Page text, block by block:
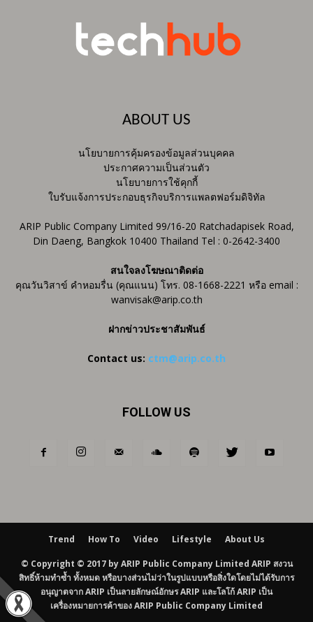
ABOUT US
นโยบายการคุ้มครองข้อมูลส่วนบุคคล
ประกาศความเป็นส่วนตัว
นโยบายการใช้คุกกี้
ใบรับแจ้งการประกอบธุรกิจบริการแพลตฟอร์มดิจิทัล
ARIP Public Company Limited 99/16-20 Ratchadapisek Road,
Din Daeng, Bangkok 10400 Thailand Tel : 0-2642-3400
สนใจลงโฆษณาติดต่อ
คุณวันวิสาข์ คำหอมรื่น (คุณแนน) โทร. 08-1668-2221 หรือ email :
wanvisak@arip.co.th
ฝากข่าวประชาสัมพันธ์
Contact us: ctm@arip.co.th
FOLLOW US
Trend How To Video Lifestyle About Us
© Copyright © 2017 by ARIP Public Company Limited ARIP สงวน
สิทธิ์ห้ามทำซ้ำ ทั้งหมด หรือบางส่วนไม่ว่าในรูปแบบหรือสิ่งใดโดยไม่ได้รับการ
อนุญาตจาก ARIP เป็นลายลักษณ์อักษร ARIP และโลโก้ ARIP เป็น
เครื่องหมายการค้าของ ARIP Public Company Limited